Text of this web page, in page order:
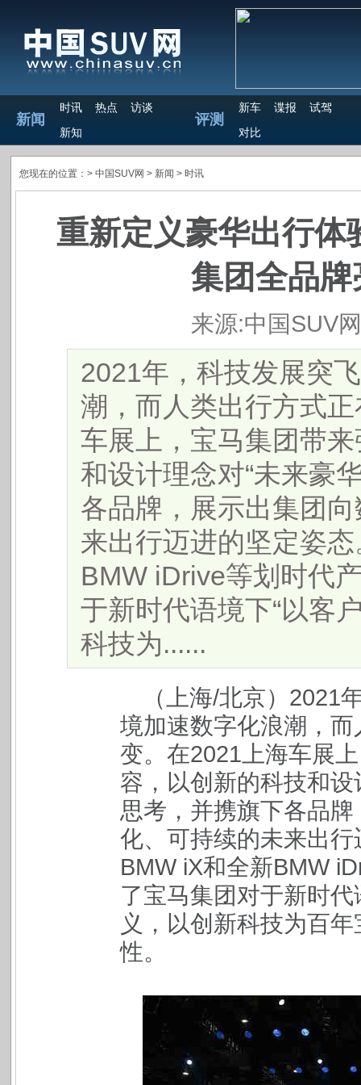
新闻
时讯 热点
访谈
新知
评测
新车 谍报
试驾
对比
您现在的位置：> 中国SUV网 > 新闻 > 时讯
重新定义豪华出行体
集团全品
来源:中国SUV网
2021年，科技发展突
潮，而人类出行方式
车展上，宝马集团带
和设计理念对“未来豪
各品牌，展示出集团
来出行迈进的坚定姿
BMW iDrive等划时代
于新时代语境下“以客
科技为......
（上海/北京）2021
境加速数字化浪潮，
变。在2021上海车展
容，以创新的科技和设
思考，并携旗下各品
化、可持续的未来出
BMW iX和全新BMW
了宝马集团对于新时代
义，以创新科技为百
性。